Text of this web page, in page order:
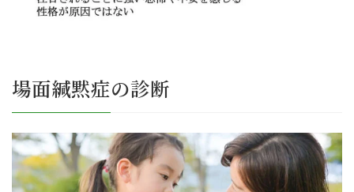
場面緘黙症の診断